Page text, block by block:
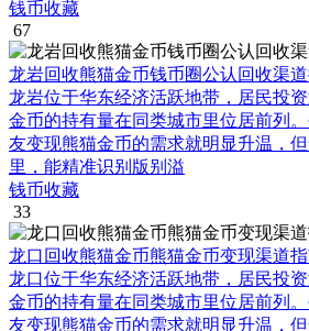
钱币收藏
67
龙岩回收熊猫金币钱币圈公认回收渠
龙岩位于华东经济活跃地带，居民投
金币的持有量在同类城市里位居前列
友变现熊猫金币的需求就明显升温，
里，能精准识别版别溢
钱币收藏
33
龙口回收熊猫金币熊猫金币变现渠道
龙口位于华东经济活跃地带，居民投
金币的持有量在同类城市里位居前列
友变现熊猫金币的需求就明显升温，